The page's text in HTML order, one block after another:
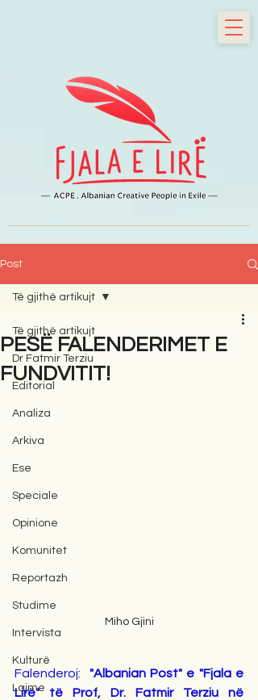
Post
Të gjithë artikujt
Dr Fatmir Terziu
Editorial
Analiza
Arkiva
Ese
Speciale
Opinione
Komunitet
Reportazh
Studime
Intervista
Kulturë
Lajme
Të gjithë artikujt
PESË FALENDERIMET E
FUNDVITIT!
Miho Gjini
Falenderoj: "Albanian Post" e "Fjala e
Lirë" të Prof, Dr. Fatmir Terziu në